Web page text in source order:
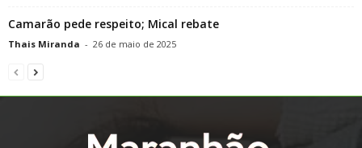
Camarão pede respeito; Mical rebate
Thais Miranda - 26 de maio de 2025